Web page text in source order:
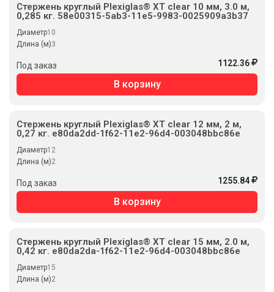
Стержень круглый Plexiglas® XT clear 10 мм, 3.0 м,
0,285 кг. 58e00315-5ab3-11e5-9983-0025909a3b37
Диаметр10
Длина (м)3
Под заказ 1122.36
В корзину
Стержень круглый Plexiglas® XT clear 12 мм, 2 м,
0,27 кг. e80da2dd-1f62-11e2-96d4-003048bbc86e
Диаметр12
Длина (м)2
Под заказ 1255.84
В корзину
Стержень круглый Plexiglas® XT clear 15 мм, 2.0 м,
0,42 кг. e80da2da-1f62-11e2-96d4-003048bbc86e
Диаметр15
Длина (м)2